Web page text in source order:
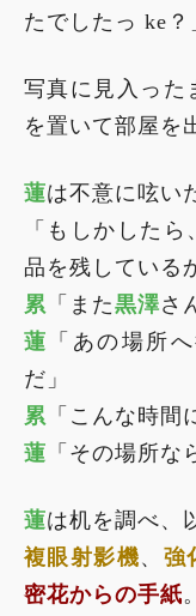
たでしたっ ke？
写真に見入った
を置いて部屋を
蓮は不意に呟い
「もしかした
品を残している
累 「また黒澤さ
蓮 「あの場所
だ」
累 「こんな時間
蓮 「その場所な
蓮は机を調べ、
複眼射影機、 強
密花からの手紙。